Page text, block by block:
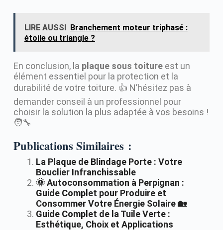
LIRE AUSSI Branchement moteur triphasé :
étoile ou triangle ?
En conclusion, la plaque sous toitureest un
élément essentiel pour la protection et la
durabilité de votre toiture. 👍 N’hésitez pas à
demander conseil à un professionnel pour
choisir la solution la plus adaptée à vos besoins !
🧑‍🔧
Publications Similaires :
La Plaque de Blindage Porte : Votre
Bouclier Infranchissable
🌞 Autoconsommation à Perpignan :
Guide Complet pour Produire et
Consommer Votre Énergie Solaire 🏡
Guide Complet de la Tuile Verte :
Esthétique, Choix et Applications